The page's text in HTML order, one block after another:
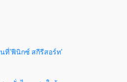
ที่'ฟีนิกซ์ สกีรีสอร์ท'